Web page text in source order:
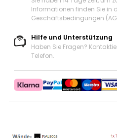
Informationen finden Sie in
Geschäftsbedingungen
Hilfe und Unterstützung
Haben Sie Fragen?
Telefon.